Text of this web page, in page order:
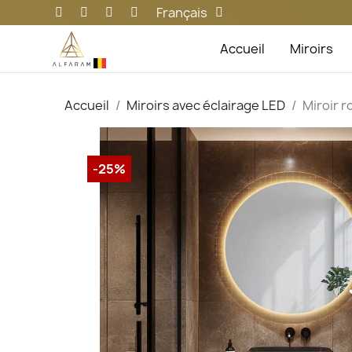
Français
Accueil Miroirs
Accueil Miroirs avec éclairage LED Miroir
-25%